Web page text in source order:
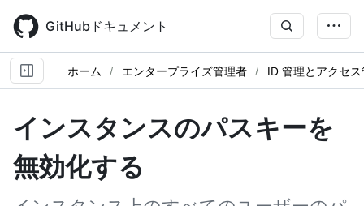
main
content
GitHubドキュメント
ホーム エンタープライズ管理者 ID 管理とアクセ
インスタンスのパスキーを
無効化する